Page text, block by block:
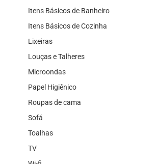
Itens Básicos de Banheiro
Itens Básicos de Cozinha
Lixeiras
Louças e Talheres
Microondas
Papel Higiênico
Roupas de cama
Sofá
Toalhas
TV